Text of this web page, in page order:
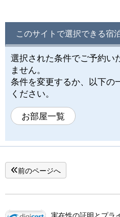
このサイトで選択できる宿
選択された条件でご予約い
ません。
条件を変更するか、以下の
ください。
お部屋一覧
前のページへ